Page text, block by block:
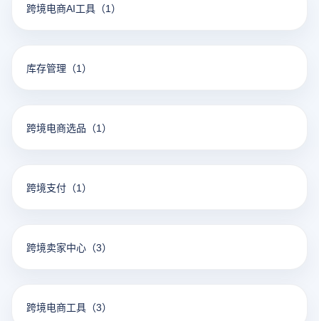
跨境电商AI工具 （1）
库存管理 （1）
跨境电商选品 （1）
跨境支付 （1）
跨境卖家中心 （3）
跨境电商工具 （3）